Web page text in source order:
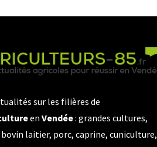
sur les filières de
enVendée: grandes cultures,
laitier, porc, caprine, cuniculture,